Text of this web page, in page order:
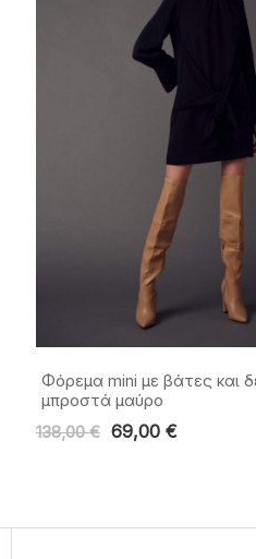
Φόρεμα mini με βάτες και
μπροστά μαύρο
138,00€ 69,00 €